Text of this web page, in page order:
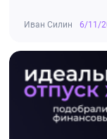
Иван Силин 6/11/